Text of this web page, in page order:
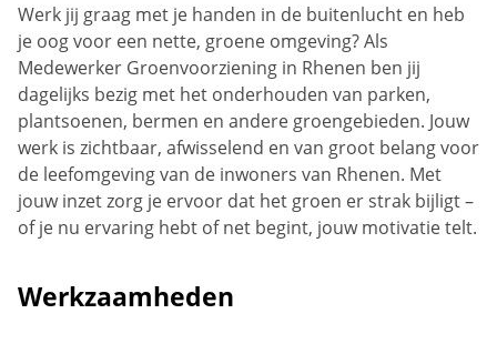
Werk jij graag met je handen in de buitenlucht en heb
je oog voor een nette, groene omgeving? Als
Medewerker Groenvoorziening in Rhenen ben jij
dagelijks bezig met het onderhouden van parken,
plantsoenen, bermen en andere groengebieden. Jouw
werk is zichtbaar, afwisselend en van groot belang voor
de leefomgeving van de inwoners van Rhenen. Met
jouw inzet zorg je ervoor dat het groen er strak bijligt –
of je nu ervaring hebt of net begint, jouw motivatie telt.
Werkzaamheden